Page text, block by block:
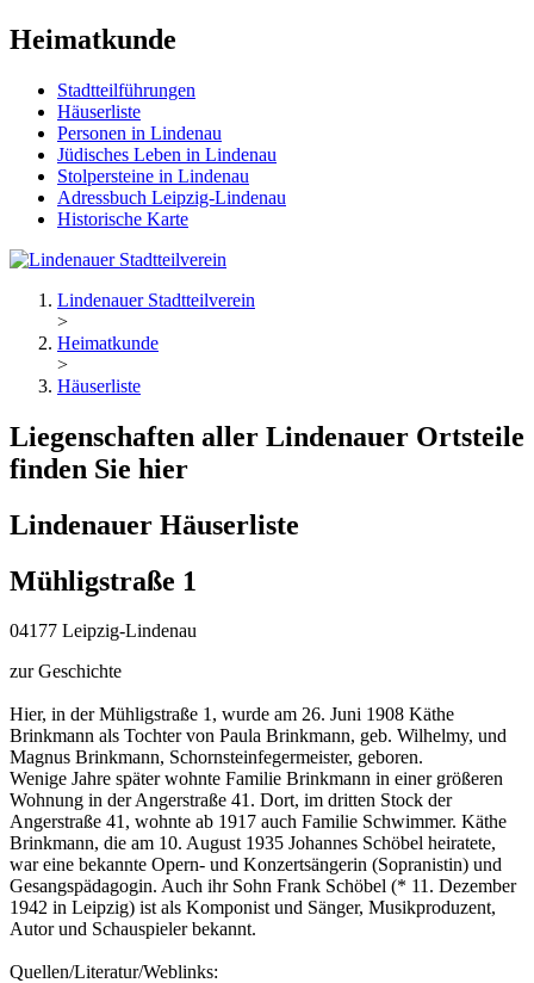
Heimatkunde
Stadtteilführungen
Häuserliste
Personen in Lindenau
Jüdisches Leben in Lindenau
Stolpersteine in Lindenau
Adressbuch Leipzig-Lindenau
Historische Karte
Lindenauer Stadtteilverein
>
Heimatkunde
>
Häuserliste
Liegenschaften aller Lindenauer Ortsteile
finden Sie hier
Lindenauer Häuserliste
Mühligstraße 1
04177 Leipzig-Lindenau
zur Geschichte
Hier, in der Mühligstraße 1, wurde am 26. Juni 1908 Käthe
Brinkmann als Tochter von Paula Brinkmann, geb. Wilhelmy, und
Magnus Brinkmann, Schornsteinfegermeister, geboren.
Wenige Jahre später wohnte Familie Brinkmann in einer größeren
Wohnung in der Angerstraße 41. Dort, im dritten Stock der
Angerstraße 41, wohnte ab 1917 auch Familie Schwimmer. Käthe
Brinkmann, die am 10. August 1935 Johannes Schöbel heiratete,
war eine bekannte Opern- und Konzertsängerin (Sopranistin) und
Gesangspädagogin. Auch ihr Sohn Frank Schöbel (* 11. Dezember
1942 in Leipzig) ist als Komponist und Sänger, Musikproduzent,
Autor und Schauspieler bekannt.
Quellen/Literatur/Weblinks: